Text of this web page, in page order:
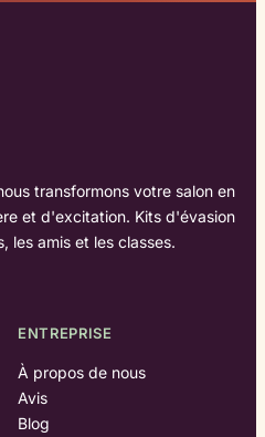
transformons votre salon en
et d'excitation. Kits d'évasion
les amis et les classes.
ENTREPRISE
À propos de nous
Avis
Blog